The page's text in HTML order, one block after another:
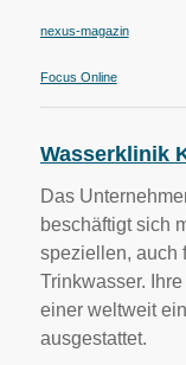
nexus-magazin
Focus Online
Wasserklinik
Das
beschäftigt sich
speziellen, auch
Trinkwasser.
einer weltweit
ausgestattet.